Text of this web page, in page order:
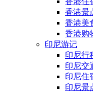
香港景
香港美
香港购
印尼游记
印尼行
印尼交
印尼住
印尼景